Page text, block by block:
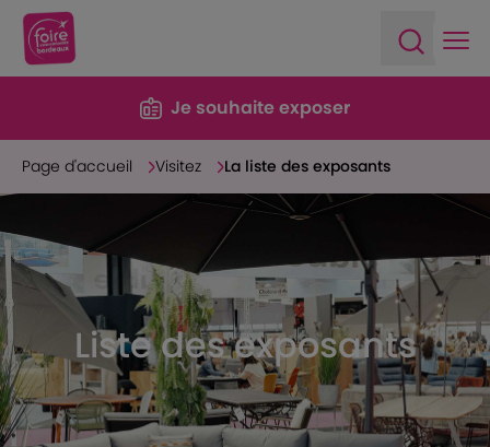
Je souhaite exposer
Page d'accueil Visitez La liste des exposants
Liste des exposants